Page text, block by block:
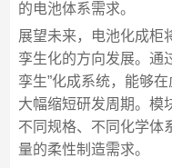
的电池体系需求。
展望未来，电池化成柜
孪生化的方向发展。通
孪生”化成系统，能够
大幅缩短研发周期。模
不同规格、不同化学体
量的柔性制造需求。